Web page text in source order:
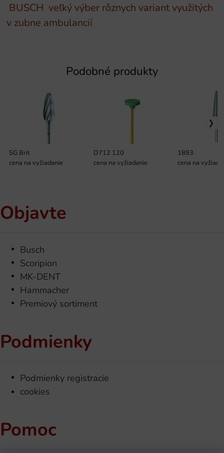
BUSCH veľký výber rôznych variant využitých
v zubne ambulancií
Podobné produkty
SG Brit
cena na vyžiadanie
D712 120
cena na vyžiadanie
1893
cena na
Objavte
Busch
Scoripion
MK-DENT
Hammacher
Premiový sortiment
Podmienky
Podmienky registracie
cookies
Pomoc